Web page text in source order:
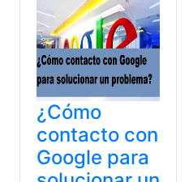
¿Cómo
contacto con
Google para